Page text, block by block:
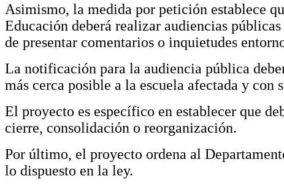
Asimismo, la medida por petición establece
Educación deberá realizar audiencias
de presentar comentarios o inquietudes
La notificación para la audiencia pública
más cerca posible a la escuela afectada y con
El proyecto es específico en establecer que
cierre, consolidación o reorganización.
Por último, el proyecto ordena al
lo dispuesto en la ley.